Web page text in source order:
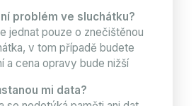
problém ve sluchátku?
jednat pouze o znečištěnou
v tom případě budete
a cena opravy bude nižší
mi data?